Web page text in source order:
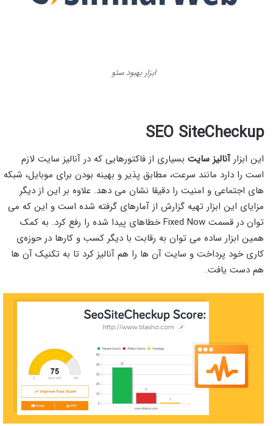
ابزار بهبود سئو
SEO SiteCheckup
این ابزارآنالیز سایت بسیاری از فاکتورهایی که در آنالیز سایت لازم
است را دارد مانند سرعت، مطابق پذیر و بهینه بودن برای موبایل، شبکه
های اجتماعی و امنیت را دقیقا نشان می دهد. علاوه بر این از دیگر
مزایای این ابزار تهیه گزارش از آمارهای گرفته شده است و این که می
توان در قسمت Fixed Now خطاهای پیدا شده را رفع کرد. به کمک
همین ابزار ساده می توان به رقابت با دیگر کسب و کارها در حوزه‌ی
کاری خود پرداخت و سایت آن ها را هم آنالیز کرد تا به تکنیک آن ها
هم دست یافت.